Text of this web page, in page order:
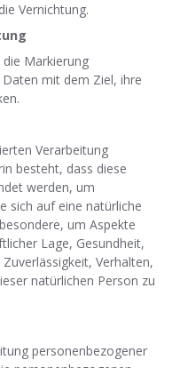
Vernichtung.
die Markierung
mit dem Ziel, ihre
Verarbeitung
besteht, dass diese
werden, um
sich auf eine natürliche
um Aspekte
Lage, Gesundheit,
Verhalten,
natürlichen Person zu
personenbezogener